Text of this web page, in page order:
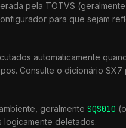
pela TOTVS
para que sejam
automaticamente
Consulte o dicionário SX7
geralmente SQS010
deletados.